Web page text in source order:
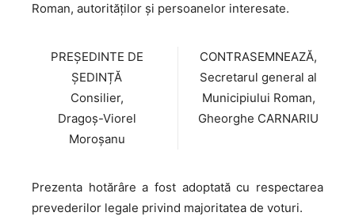
Roman, autorităţilor şi persoanelor interesate.
PREȘEDINTE DE
ȘEDINȚĂ
Consilier,
Dragoș-Viorel
Moroșanu
CONTRASEMNEAZĂ,
Secretarul general al
Municipiului Roman,
Gheorghe CARNARIU
Prezenta hotărâre a fost adoptată cu respectarea
prevederilor legale privind majoritatea de voturi.